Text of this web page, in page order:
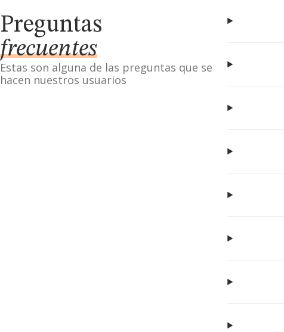
Preguntas
frecuentes
Estas son alguna de las preguntas que se
hacen nuestros usuarios